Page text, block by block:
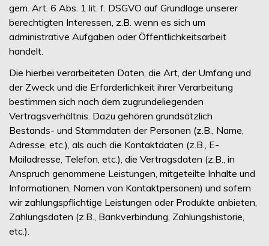
gem. Art. 6 Abs. 1 lit. f. DSGVO auf Grundlage unserer
berechtigten Interessen, z.B. wenn es sich um
administrative Aufgaben oder Öffentlichkeitsarbeit
handelt.
Die hierbei verarbeiteten Daten, die Art, der Umfang und
der Zweck und die Erforderlichkeit ihrer Verarbeitung
bestimmen sich nach dem zugrundeliegenden
Vertragsverhältnis. Dazu gehören grundsätzlich
Bestands- und Stammdaten der Personen (z.B., Name,
Adresse, etc.), als auch die Kontaktdaten (z.B., E-
Mailadresse, Telefon, etc.), die Vertragsdaten (z.B., in
Anspruch genommene Leistungen, mitgeteilte Inhalte und
Informationen, Namen von Kontaktpersonen) und sofern
wir zahlungspflichtige Leistungen oder Produkte anbieten,
Zahlungsdaten (z.B., Bankverbindung, Zahlungshistorie,
etc.).